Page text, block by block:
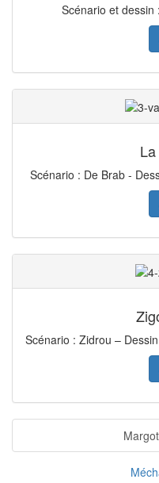
Scénario et dessin
Scénario : De Brab -
Scénario : Zidrou –